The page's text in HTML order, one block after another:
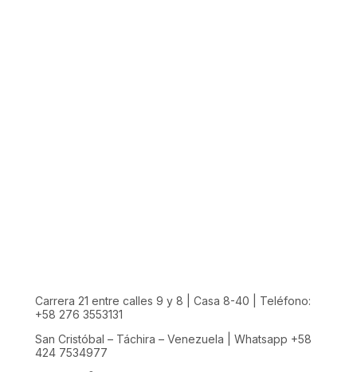
Carrera 21 entre calles 9 y 8 | Casa 8-40 | Teléfono:
+58 276 3553131
San Cristóbal – Táchira – Venezuela | Whatsapp +58
424 7534977